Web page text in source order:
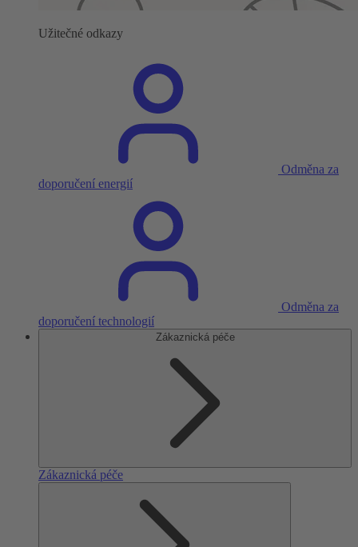
Užitečné odkazy
Odměna za
doporučení energií
Odměna za
doporučení technologií
Zákaznická péče
Zákaznická péče